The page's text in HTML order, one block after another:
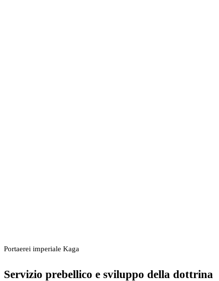
Portaerei imperiale Kaga
Servizio prebellico e sviluppo della dottrina